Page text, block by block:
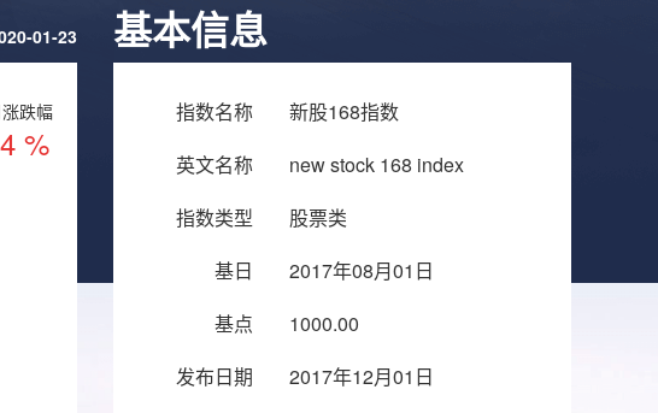
01-23
跌幅
%
基本信息
指数名称
新股168指数
英文名称
new stock 168 index
指数类型
股票类
基日
2017年08月01日
基点
1000.00
发布日期
2017年12月01日